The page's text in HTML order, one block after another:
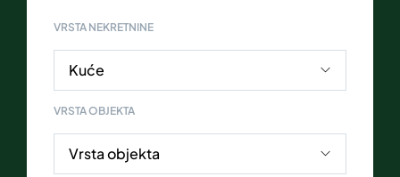
VRSTA NEKRETNINE
VRSTA OBJEKTA